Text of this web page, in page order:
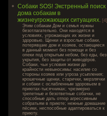
Собаки SOS! Экстренный поиск
дома собакам в
жизнеугрожающих ситуациях. [4]
Этим собакам Дом и семья нужны
безотлагательно. Они находятся в
условиях, угрожающих их жизни и
здоровью. Щенки и взрослые собаки,
потерявшие дом и хозяев, остающиеся
в данный момент без помощи и без
опеки под открытым небом, без еды, без
укрытия, без защиты от живодёров.
Собаки, чьи условия жизни до
крайности невыносимы: насилие со
стороны хозяев или угроза усыпления;
крошечные щенки, старички, мерзлячки
и собаки с ослабленным здоровьем в
приютах-тысячниках; чрезмерно
трепетные и безответные собачки, не
способные дать отпор агрессивным
собратьям в приюте; нежные домашние
пёсики, неспособные адаптироваться к
приюту.